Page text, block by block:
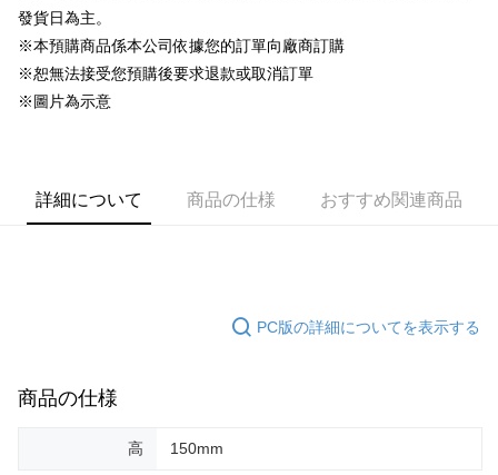
預購訂單-離島宅配專用-(澎湖/金門/馬祖)(🔺不同預購月份建議分開
結帳，避免整筆訂單等超久)
配送毎にNT$220
發貨日為主。
※本預購商品係本公司依據您的訂單向廠商訂購
※恕無法接受您預購後要求退款或取消訂單
※圖片為示意
詳細について 商品の仕様 おすすめ関連商品
PC版の詳細についてを表示する
商品の仕様
高 150mm